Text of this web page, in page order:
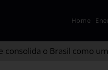
Home
consolida o Brasil como